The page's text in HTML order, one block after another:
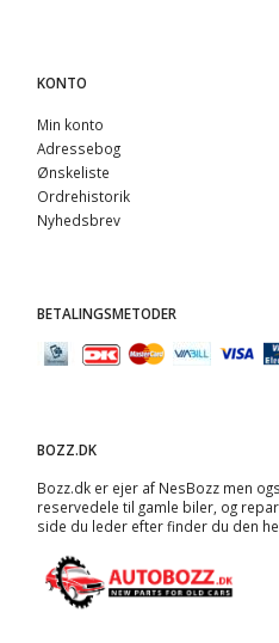
KONTO
Min konto
Adressebog
Ønskeliste
Ordrehistorik
Nyhedsbrev
BETALINGSMETODER
BOZZ.DK
Bozz.dk er ejer af NesBozz men
reservedele til gamle biler, og
side du leder efter finder du den